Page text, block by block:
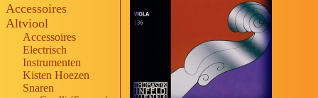
Accessoires
Altviool
Accessoires
Electrisch
Instrumenten
Kisten Hoezen
Snaren